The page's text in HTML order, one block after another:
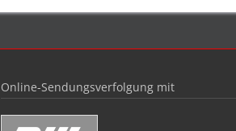
Online-Sendungsverfolgung mit